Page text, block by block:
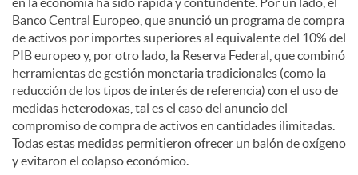
Banco Central Europeo, que anunció un programa de compra
de activos por importes superiores al equivalente del 10% del
PIB europeo y, por otro lado, la Reserva Federal, que combinó
herramientas de gestión monetaria tradicionales (como la
reducción de los tipos de interés de referencia) con el uso de
medidas heterodoxas, tal es el caso del anuncio del
compromiso de compra de activos en cantidades ilimitadas.
Todas estas medidas permitieron ofrecer un balón de oxígeno
y evitaron el colapso económico.